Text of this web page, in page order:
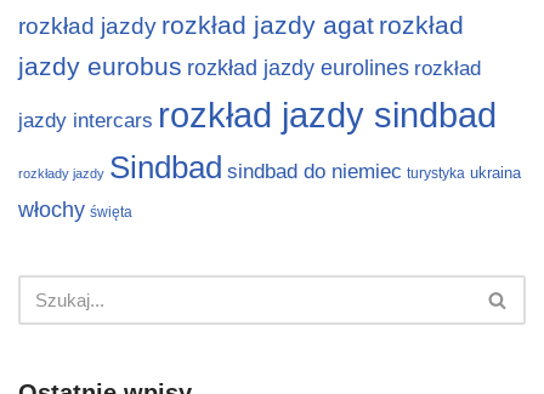
rozkład jazdy rozkład jazdy agat rozkład
jazdy eurobus rozkład jazdy eurolines rozkład
jazdy intercars rozkład jazdy sindbad
rozkłady jazdy Sindbad sindbad do niemiec turystyka ukraina
włochy święta